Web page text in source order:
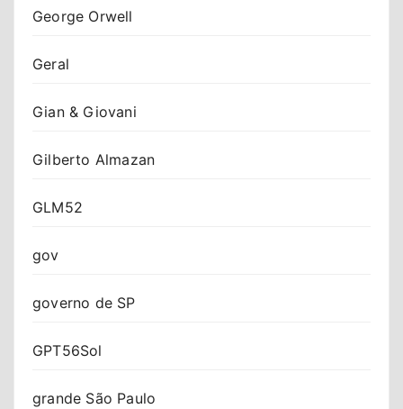
George Orwell
Geral
Gian & Giovani
Gilberto Almazan
GLM52
gov
governo de SP
GPT56Sol
grande São Paulo